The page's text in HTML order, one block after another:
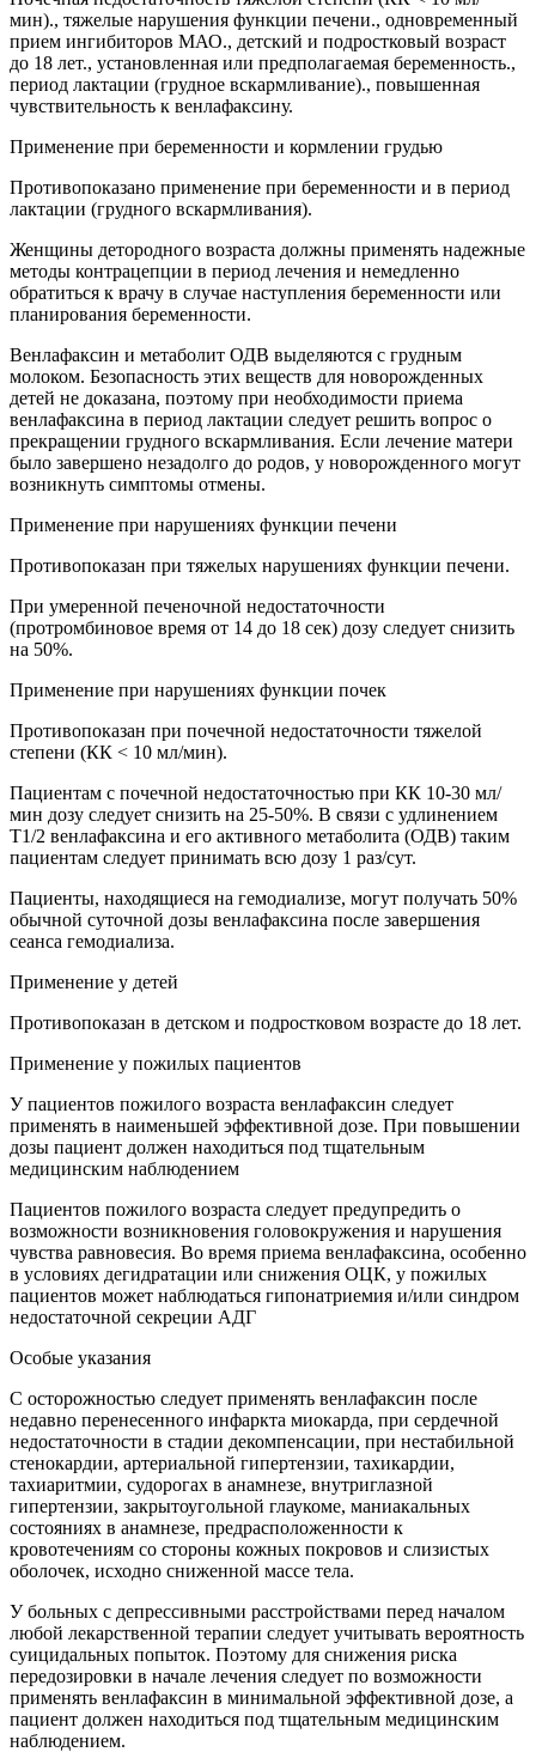
мин)., тяжелые нарушения функции печени., одновременный
прием ингибиторов МАО., детский и подростковый возраст
до 18 лет., установленная или предполагаемая беременность.,
период лактации (грудное вскармливание)., повышенная
чувствительность к венлафаксину.
Применение при беременности и кормлении грудью
Противопоказано применение при беременности и в период
лактации (грудного вскармливания).
Женщины детородного возраста должны применять надежные
методы контрацепции в период лечения и немедленно
обратиться к врачу в случае наступления беременности или
планирования беременности.
Венлафаксин и метаболит ОДВ выделяются с грудным
молоком. Безопасность этих веществ для новорожденных
детей не доказана, поэтому при необходимости приема
венлафаксина в период лактации следует решить вопрос о
прекращении грудного вскармливания. Если лечение матери
было завершено незадолго до родов, у новорожденного могут
возникнуть симптомы отмены.
Применение при нарушениях функции печени
Противопоказан при тяжелых нарушениях функции печени.
При умеренной печеночной недостаточности
(протромбиновое время от 14 до 18 сек) дозу следует снизить
на 50%.
Применение при нарушениях функции почек
Противопоказан при почечной недостаточности тяжелой
степени (КК < 10 мл/мин).
Пациентам с почечной недостаточностью при КК 10-30 мл/
мин дозу следует снизить на 25-50%. В связи с удлинением
T1/2 венлафаксина и его активного метаболита (ОДВ) таким
пациентам следует принимать всю дозу 1 раз/сут.
Пациенты, находящиеся на гемодиализе, могут получать 50%
обычной суточной дозы венлафаксина после завершения
сеанса гемодиализа.
Применение у детей
Противопоказан в детском и подростковом возрасте до 18 лет.
Применение у пожилых пациентов
У пациентов пожилого возраста венлафаксин следует
применять в наименьшей эффективной дозе. При повышении
дозы пациент должен находиться под тщательным
медицинским наблюдением
Пациентов пожилого возраста следует предупредить о
возможности возникновения головокружения и нарушения
чувства равновесия. Во время приема венлафаксина, особенно
в условиях дегидратации или снижения ОЦК, у пожилых
пациентов может наблюдаться гипонатриемия и/или синдром
недостаточной секреции АДГ
Особые указания
С осторожностью следует применять венлафаксин после
недавно перенесенного инфаркта миокарда, при сердечной
недостаточности в стадии декомпенсации, при нестабильной
стенокардии, артериальной гипертензии, тахикардии,
тахиаритмии, судорогах в анамнезе, внутриглазной
гипертензии, закрытоугольной глаукоме, маниакальных
состояниях в анамнезе, предрасположенности к
кровотечениям со стороны кожных покровов и слизистых
оболочек, исходно сниженной массе тела.
У больных с депрессивными расстройствами перед началом
любой лекарственной терапии следует учитывать вероятность
суицидальных попыток. Поэтому для снижения риска
передозировки в начале лечения следует по возможности
применять венлафаксин в минимальной эффективной дозе, а
пациент должен находиться под тщательным медицинским
наблюдением.